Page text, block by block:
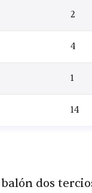
2
4
1
14
dos